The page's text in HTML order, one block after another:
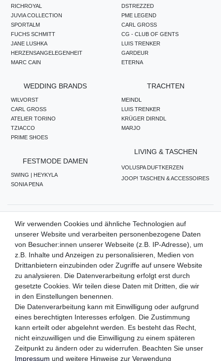
RICHROYAL
JUVIA COLLECTION
SPORTALM
FUCHS SCHMITT
JANE LUSHKA
HERZENSANGELEGENHEIT
MARC CAIN
DSTREZZED
PME LEGEND
CARL GROSS
CG - CLUB OF GENTS
LUIS TRENKER
GARDEUR
ETERNA
WEDDING BRANDS
WILVORST
CARL GROSS
ATELIER TORINO
TZIACCO
PRIME SHOES
FESTMODE DAMEN
SWING | HEYKYLA
SONIA PENA
TRACHTEN
MEINDL
LUIS TRENKER
KRÜGER DIRNDL
MARJO
LIVING & TASCHEN
VOLUSPA DUFTKERZEN
JOOP! TASCHEN & ACCESSOIRES
ZAHLUNGSMETHODEN
WIR VERSENDEN MIT
QUALITÄTSVERSPRECHEN
FOLGEN SIE UNS
Wir verwenden Cookies und ähnliche Technologien auf
unserer Website und verarbeiten personenbezogene Daten
von Besucher:innen unserer Webseite (z.B. IP-Adresse), um
z.B. Inhalte und Anzeigen zu personalisieren, Medien von
Drittanbietern einzubinden oder Zugriffe auf unsere Website
zu analysieren. Die Datenverarbeitung erfolgt erst durch
gesetzte Cookies. Wir teilen diese Daten mit Dritten, die wir
in den Einstellungen benennen.
Die Datenverarbeitung kann mit Einwilligung oder aufgrund
eines berechtigten Interesses erfolgen. Die Zustimmung
kann erteilt oder abgelehnt werden. Es besteht das Recht,
nicht einzuwilligen und die Einwilligung zu einem späteren
Zeitpunkt zu ändern oder zu widerrufen. Beachten Sie unser
Impressum und weitere Hinweise zur Verwendung